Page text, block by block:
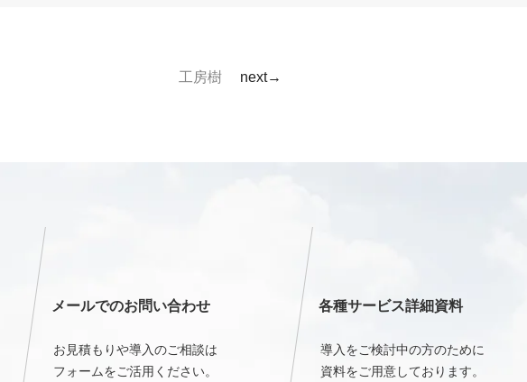
工房樹 next→
メールでのお問い合わせ
お見積もりや導入のご相談は
フォームをご活用ください。
各種サービス詳細資料
導入をご検討中の方のために
資料をご用意しております。